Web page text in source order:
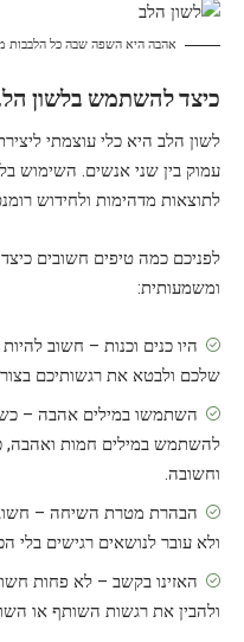
אהבה היא השפה שבה כל הלבבות
כיצד להשתמש בלשון
לשון הלב היא כלי עוצמתי
עמוק בין שני אנשים. השימוש
לתוצאות מדהימות ולחידוש
לפניכם כמה טיפים חשובים
ומשמעותית:
היו כנים וכנות – חשוב
שלכם ולבטא את רגשותיכם
השתמשו במילים אהבה –
להשתמש במילים חמות ואהבה,
וחשובה.
הבהרת מטרת השיחה –
ולא עובר לנושאים רגישים בלי
האזינו בקשב – לא פחות
ולהבין את רגשות השותף או